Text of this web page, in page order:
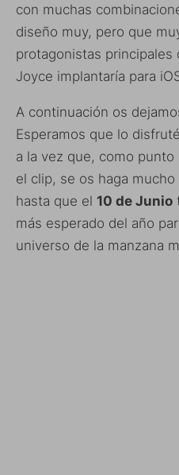
con muchas
diseño muy, pero que
protagonistas principales
Joyce implantaría para
A continuación os
Esperamos que lo
a la vez que, como
el clip, se os haga mucho
hasta que el 10 de Junio
más esperado del año
universo de la manzana